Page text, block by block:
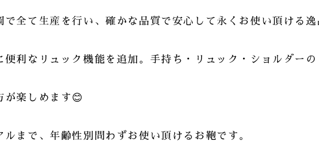
全て生産を行い、確かな品質で安心して永くお使い頂ける逸
便利なリュック機能を追加。手持ち・リュック・ショルダー
が楽しめます😊
まで、年齢性別問わずお使い頂けるお鞄です。